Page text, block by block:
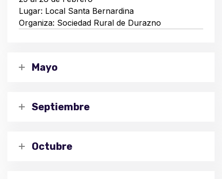
Lugar: Local Santa Bernardina
Organiza: Sociedad Rural de Durazno
Mayo
Septiembre
Octubre